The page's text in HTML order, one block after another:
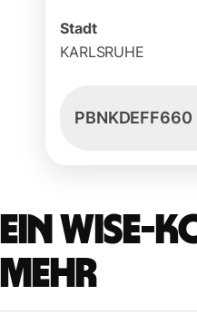
Stadt
KARLSRUHE
PBNKDEFF660
Ein Wise-
mehr